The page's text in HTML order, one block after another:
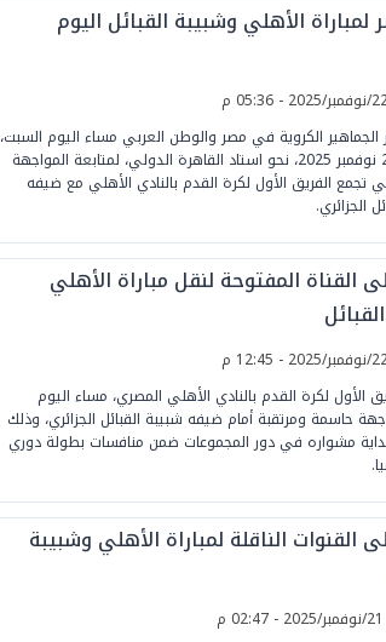
لمباراة الأهلي وشبيبة القبائل اليوم
الجماهير الكروية في مصر والوطن العربي مساء اليوم السبت،
الموافق 22 نوفمبر 2025، نحو استاد القاهرة الدولي، لمتابعة المواجهة
تجمع الفريق الأول لكرة القدم بالنادي الأهلي مع ضيفه
الجزائري.
القناة المفتوحة لنقل مباراة الأهلي
الأول لكرة القدم بالنادي الأهلي المصري، مساء اليوم
حاسمة ومرتقبة أمام ضيفه شبيبة القبائل الجزائري، وذلك
مشواره في دور المجموعات ضمن منافسات بطولة دوري
القنوات الناقلة لمباراة الأهلي وشبيبة